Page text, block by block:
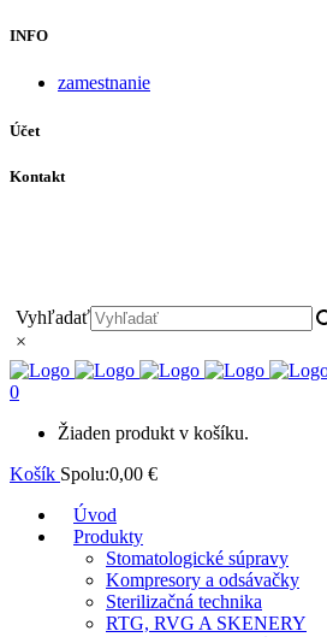
INFO
zamestnanie
Účet
Kontakt
Vyhľadať
×
0
Žiaden produkt v košíku.
Košík Spolu:0,00 €
Úvod
Produkty
Stomatologické súpravy
Kompresory a odsávačky
Sterilizačná technika
RTG, RVG A SKENERY